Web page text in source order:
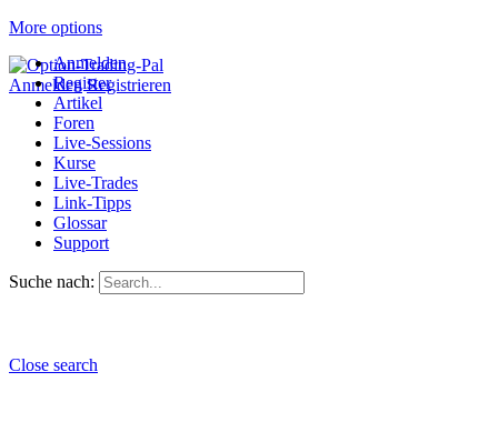
More options
Anmelden Registrieren
Anmelden
Register
Artikel
Foren
Live-Sessions
Kurse
Live-Trades
Link-Tipps
Glossar
Support
Suche nach:
Close search